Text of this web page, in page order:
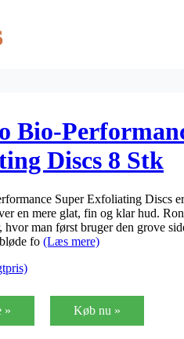
Bio-
Discs 8 Stk
Super Exfoliating Discs
en mere glat, fin og klar hud.
hvor man først bruger den grove
fo (Læs mere)
» Køb nu »